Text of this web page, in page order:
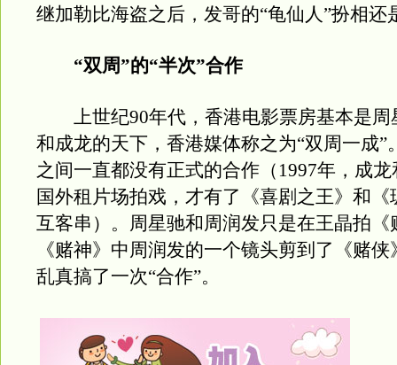
继加勒比海盗之后，发哥的“龟仙人”扮相还
“双周”的“半次”合作
上世纪90年代，香港电影票房基本是周
和成龙的天下，香港媒体称之为“双周一成”
之间一直都没有正式的合作（1997年，成
国外租片场拍戏，才有了《喜剧之王》和《
互客串）。周星驰和周润发只是在王晶拍《
《赌神》中周润发的一个镜头剪到了《赌
乱真搞了一次“合作”。